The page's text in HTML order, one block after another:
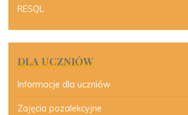
RESQL
DLA UCZNIÓW
Informacje dla uczniów
Zajęcia pozalekcyjne